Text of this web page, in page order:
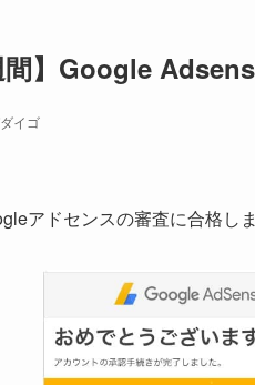
間】Google
イゴ
アドセンスの審査に合格し